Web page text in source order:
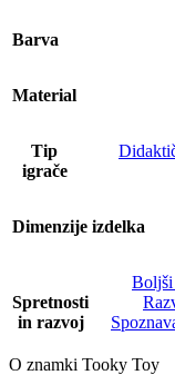
Barva
Material
Tip
igrače
Dimenzije izdelka
Spretnosti
in razvoj
Boljši
O znamki Tooky Toy